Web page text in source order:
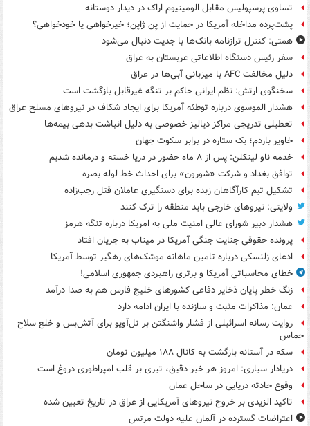
تساوی پرسپولیس مقابل الومینیوم اراک در دیدار دوستانه
پشت‌پرده مداخله آمریکا در حمایت از یِن ژاپن؛ خیرخواهی یا خودخواهی؟
همتی: کنترل ترازنامه بانک‌ها با جدیت دنبال می‌شود
سفر رئیس دستگاه اطلاعاتی عربستان به عراق
دلیل مخالفت AFC با میزبانی آبی‌ها در عراق
سخنگوی ارتش: نظم ایرانی حاکم بر تنگه غیرقابل بازگشت است
هشدار الموسوی درباره توطئه آمریکا برای ایجاد شکاف در نیروهای مسلح عراق
تعطیلی تدریجی مراکز دیالیز خصوصی به دلیل انباشت بدهی بیمه‌ها
خاویر باردم؛ یک ستاره در برابر سکوت جهان
خدمه ناو لینکلن: پس از ۸ ماه حضور در دریا خسته و درمانده‌ شدیم
توافق بغداد و شرکت «شورون» برای احداث خط لوله بصره
تشکیل تیم کارآگاهان زبده برای دستگیری عاملان قتل رجب‌زاده
ولایتی: نیروهای خارجی باید منطقه را ترک کنند
هشدار دبیر شورای عالی امنیت ملی به امریکا درباره تنگه هرمز
پرونده حقوقی جنایت جنگی آمریکا در میناب به جریان افتاد
ادعای زلنسکی درباره تامین ماهانه موشک‌های رهگیر توسط آمریکا
خطای محاسباتی آمریکا و برتری راهبردی جمهوری اسلامی!
زنگ خطر پایان ذخایر دفاعی کشورهای خلیج فارس هم به صدا درآمد
عمان: مذاکرات مثبت و سازنده با ایران ادامه دارد
روایت رسانه اسرائیلی از فشار واشنگتن بر تل‌آویو برای آتش‌بس و خلع سلاح
حماس
سکه در آستانه بازگشت به کانال ۱۸۸ میلیون تومان
دریادار سیاری: امروز هر خبر دقیق، تیری بر قلب امپراطوری دروغ است
وقوع حادثه دریایی در ساحل عمان
تاکید الزیدی بر خروج نیروهای آمریکایی از عراق در تاریخ تعیین شده
اعتراضات گسترده در آلمان علیه دولت مرتس